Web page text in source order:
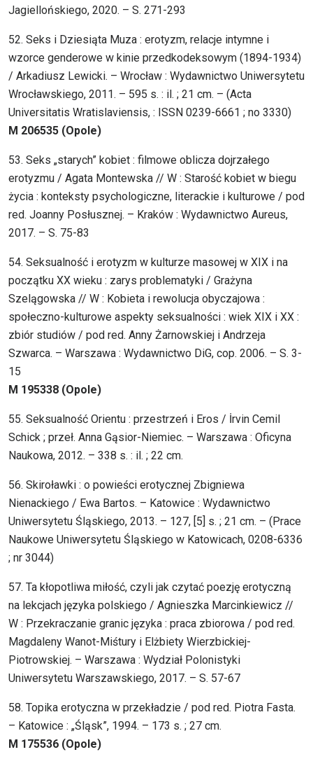
Jagiellońskiego, 2020. – S. 271-293
52. Seks i Dziesiąta Muza : erotyzm, relacje intymne i
wzorce genderowe w kinie przedkodeksowym (1894-1934)
/ Arkadiusz Lewicki. – Wrocław : Wydawnictwo Uniwersytetu
Wrocławskiego, 2011. – 595 s. : il. ; 21 cm. – (Acta
Universitatis Wratislaviensis, : ISSN 0239-6661 ; no 3330)
M 206535 (Opole)
53. Seks „starych” kobiet : filmowe oblicza dojrzałego
erotyzmu / Agata Montewska // W : Starość kobiet w biegu
życia : konteksty psychologiczne, literackie i kulturowe / pod
red. Joanny Posłusznej. – Kraków : Wydawnictwo Aureus,
2017. – S. 75-83
54. Seksualność i erotyzm w kulturze masowej w XIX i na
początku XX wieku : zarys problematyki / Grażyna
Szelągowska // W : Kobieta i rewolucja obyczajowa :
społeczno-kulturowe aspekty seksualności : wiek XIX i XX :
zbiór studiów / pod red. Anny Żarnowskiej i Andrzeja
Szwarca. – Warszawa : Wydawnictwo DiG, cop. 2006. – S. 3-
15
M 195338 (Opole)
55. Seksualność Orientu : przestrzeń i Eros / İrvin Cemil
Schick ; przeł. Anna Gąsior-Niemiec. – Warszawa : Oficyna
Naukowa, 2012. – 338 s. : il. ; 22 cm.
56. Skiroławki : o powieści erotycznej Zbigniewa
Nienackiego / Ewa Bartos. – Katowice : Wydawnictwo
Uniwersytetu Śląskiego, 2013. – 127, [5] s. ; 21 cm. – (Prace
Naukowe Uniwersytetu Śląskiego w Katowicach, 0208-6336
; nr 3044)
57. Ta kłopotliwa miłość, czyli jak czytać poezję erotyczną
na lekcjach języka polskiego / Agnieszka Marcinkiewicz //
W : Przekraczanie granic języka : praca zbiorowa / pod red.
Magdaleny Wanot-Miśtury i Elżbiety Wierzbickiej-
Piotrowskiej. – Warszawa : Wydział Polonistyki
Uniwersytetu Warszawskiego, 2017. – S. 57-67
58. Topika erotyczna w przekładzie / pod red. Piotra Fasta.
– Katowice : „Śląsk”, 1994. – 173 s. ; 27 cm.
M 175536 (Opole)